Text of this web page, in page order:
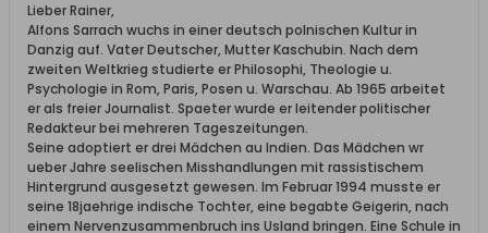
Lieber Rainer,
Alfons Sarrach wuchs in einer deutsch polnischen Kultur in
Danzig auf. Vater Deutscher, Mutter Kaschubin. Nach dem
zweiten Weltkrieg studierte er Philosophi, Theologie u.
Psychologie in Rom, Paris, Posen u. Warschau. Ab 1965 arbeitet
er als freier Journalist. Spaeter wurde er leitender politischer
Redakteur bei mehreren Tageszeitungen.
Seine adoptiert er drei Mädchen au Indien. Das Mädchen wr
ueber Jahre seelischen Misshandlungen mit rassistischem
Hintergrund ausgesetzt gewesen. Im Februar 1994 musste er
seine 18jaehrige indische Tochter, eine begabte Geigerin, nach
einem Nervenzusammenbruch ins Usland bringen. Eine Schule in